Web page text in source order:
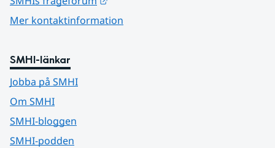
Mer kontaktinformation
SMHI-länkar
Jobba på SMHI
Om SMHI
SMHI-bloggen
SMHI-podden